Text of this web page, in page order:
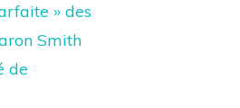
» des
Smith
de